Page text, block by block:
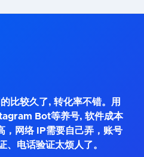
比较久了, 转化率不错。用
Bot等养号, 软件成本
，网络 IP需要自己弄，账号
电话验证太烦人了。